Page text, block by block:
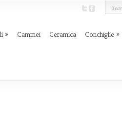
Cammei Ceramica Conchiglie